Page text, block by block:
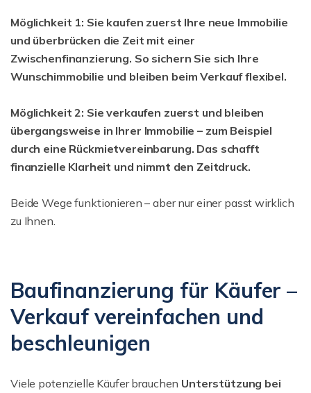
Möglichkeit 1: Sie kaufen zuerst Ihre neue Immobilie
und überbrücken die Zeit mit einer
Zwischenfinanzierung. So sichern Sie sich Ihre
Wunschimmobilie und bleiben beim Verkauf flexibel.
Möglichkeit 2: Sie verkaufen zuerst und bleiben
übergangsweise in Ihrer Immobilie – zum Beispiel
durch eine Rückmietvereinbarung. Das schafft
finanzielle Klarheit und nimmt den Zeitdruck.
Beide Wege funktionieren – aber nur einer passt wirklich
zu Ihnen.
Baufinanzierung für Käufer –
Verkauf vereinfachen und
beschleunigen
Viele potenzielle Käufer brauchen Unterstützung bei